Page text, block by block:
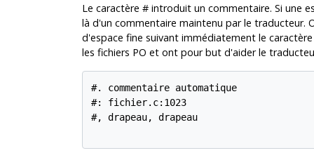
Le caractère # introduit un commentaire. Si une
là d'un commentaire maintenu par le traducteur.
d'espace fine suivant immédiatement le
les fichiers PO et ont pour but d'aider le
#. commentaire automatique
#: fichier.c:1023
#, drapeau, drapeau